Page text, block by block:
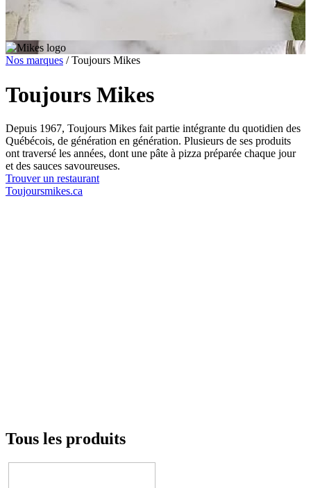
Nos marques /Toujours Mikes
Toujours Mikes
Depuis 1967, Toujours Mikes fait partie intégrante du quotidien des
Québécois, de génération en génération. Plusieurs de ses produits
ont traversé les années, dont une pâte à pizza préparée chaque jour
et des sauces savoureuses.
Trouver un restaurant
Toujoursmikes.ca
Tous les produits